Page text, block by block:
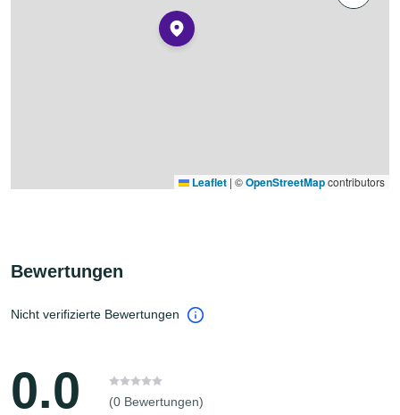
Leaflet | ©OpenStreetMapcontributors
Bewertungen
Nicht verifizierte Bewertungen
0.0 (0 Bewertungen)